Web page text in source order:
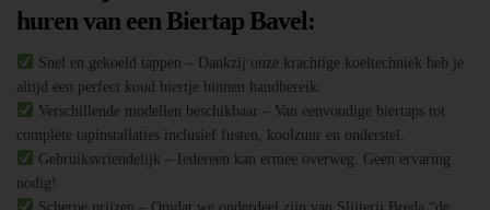
huren van een Biertap Bavel:
Snel en gekoeld tappen – Dankzij onze krachtige koeltechniek heb je
altijd een perfect koud biertje binnen handbereik.
Verschillende modellen beschikbaar – Van eenvoudige biertaps tot
complete tapinstallaties inclusief fusten, koolzuur en onderstel.
Gebruiksvriendelijk – Iedereen kan ermee overweg. Geen ervaring
nodig!